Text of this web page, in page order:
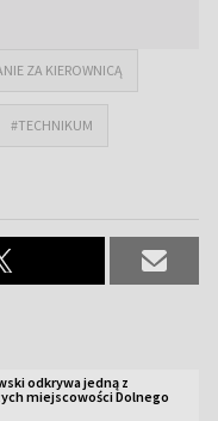
ZA KIEROWNICĄ
#TECHNIKUM
odkrywa jedną z
miejscowości Dolnego